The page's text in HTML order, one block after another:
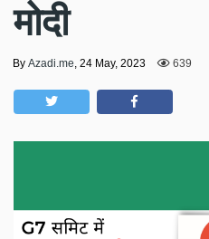
मोदी
By Azadi.me, 24 May, 2023 639